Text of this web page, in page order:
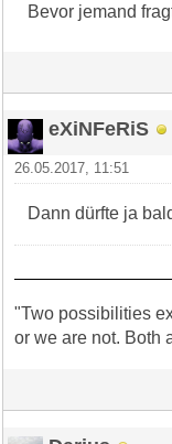
Bevor jemand
eXiNFeRiS
26.05.2017, 11:51
Dann dürfte ja
"Two possibilities
or we are not. Both